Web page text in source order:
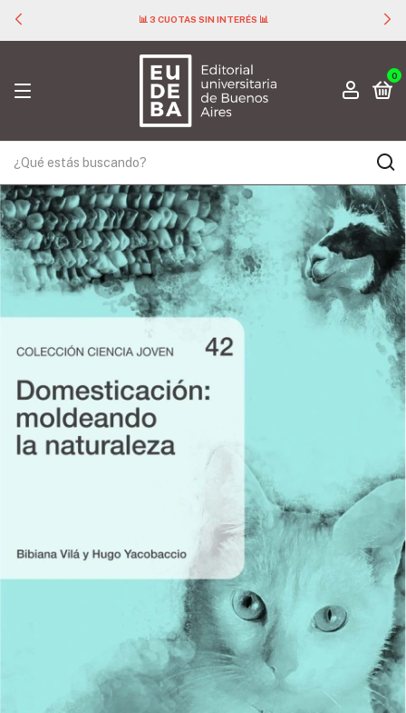
📊 3 CUOTAS SIN INTERÉS 📊
0